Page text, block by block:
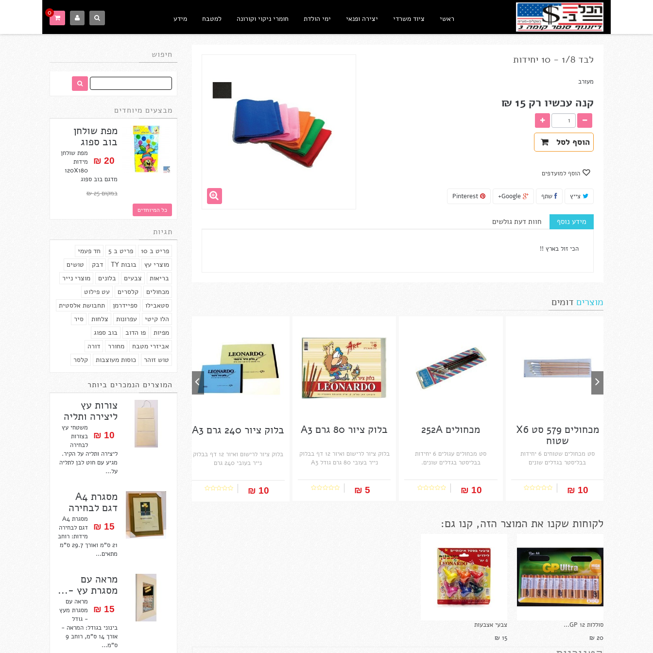
ראשי ציוד משרדי יצירה ופנאי ימי הולדת חומרי ניקוי וקורונה למטבח מידע
0
חיפוש
מבצעים מיוחדים
מפת שולחן
בוב ספוג
20 ₪‎
מפת שולחן
מידות
120X180
מדגם בוב ספוג
במקום 25 ₪‎
כל המיוחדים
תגיות
פריט ב 10 פריט ב 5
חד פעמי
מוצרי עץ
בובות TY דבק
טושים
בריאות
צבעים בלונים
מוצרי נייר
מכחולים
קלסרים
עט פילוט
סטאבילו
ספיידרמן
תחבושת אלסטית
הלו קיטי
עפרונות צלחות
סיר
מפיות
פו הדוב
בוב ספוג
אביזרי מטבח
מחורר
דורה
טוש זוהר
כוסות מעוצבות קלסר
המוצרים הנמכרים ביותר
צורות עץ
ליצירה ותליה
10 ₪‎
משטחי עץ
בצורות
לבחירה
ליצירה ותליה על הקיר.
מגיע עם חוט לבן לתליה
על...
מסגרת A4
דגם לבחירה
15 ₪‎
מסגרת A4
דגם לבחירה
מידות: רוחב
21 ס"מ ואורך 29.7 ס"מ
מתאים...
מראה עם
מסגרת עץ -...
15 ₪‎
מראה עם
מסגרת מעץ
- גודל
בינוני בגודל: המראה -
אורך 14 ס"מ, רוחב 9
ס"מ...
לבד 1/8 - 10 יחידות
מעורב
קנה עכשיו רק 15 ₪‎
הוסף לסל
הוסף למועדפים
צייץ שתף Google+
Pinterest
מידע נוסף חוות דעת גולשים
הכי זול בארץ !!
מוצרים דומים
מכחולים 579 סט X6
שטוח
סט מכחולים שטוחים 6 יחידות
בבליסטר בגדלים שונים
10 ₪‎
מכחולים 252A
סט מכחולים עגולים 6 יחידות
בבליסטר בגדלים שונים.
10 ₪‎
בלוק ציור 80 גרם A3
בלוק ציור לרישום ואיור 12 דף בבלוק
נייר בעובי 80 גרם גודל A3
5 ₪‎
בלוק ציור 240 גרם A3
בלוק ציור לרישום ואיור 12 דף בבלוק
נייר בעובי 240 גרם
10 ₪‎
לקוחות שקנו את המוצר הזה, קנו גם:
צבעי אצבעות
15 ₪‎
סוללות GP 12...
20 ₪‎